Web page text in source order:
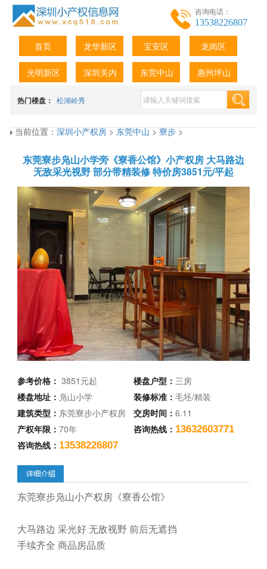
咨询电话：
13538226807
首页 龙华新区 宝安区 龙岗区
光明新区 深圳关内 东莞中山 惠州坪山
热门楼盘： 松湖岭秀
当前位置：深圳小产权房>东莞中山>寮步>
东莞寮步凫山小学旁《寮香公馆》小产权房 大马路边
无敌采光视野 部分带精装修 特价房3851元/平起
参考价格：3851元起 楼盘户型： 三房
楼盘地址： 凫山小学 装修标准： 毛坯/精装
建筑类型： 东莞寮步小产权房 交房时间： 6.11
产权年限：70年 咨询热线： 13632603771
咨询热线： 13538226807
东莞寮步凫山小产权房《寮香公馆》
大马路边 采光好 无敌视野 前后无遮挡
手续齐全 商品房品质